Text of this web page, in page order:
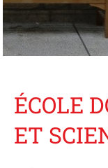
ÉCOLE
ET